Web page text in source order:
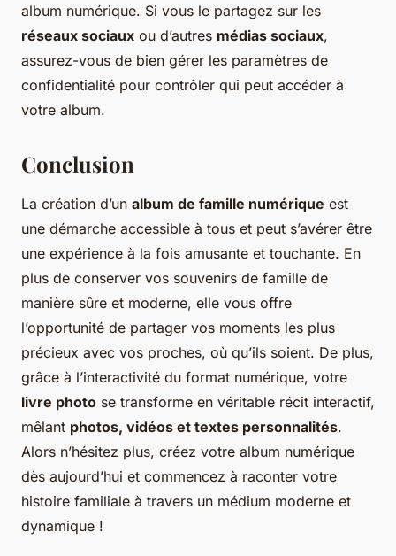
album numérique. Si vous le partagez sur les
réseaux sociaux ou d’autres médias sociaux,
assurez-vous de bien gérer les paramètres de
confidentialité pour contrôler qui peut accéder à
votre album.
Conclusion
La création d’un album de famille numérique est
une démarche accessible à tous et peut s’avérer être
une expérience à la fois amusante et touchante. En
plus de conserver vos souvenirs de famille de
manière sûre et moderne, elle vous offre
l’opportunité de partager vos moments les plus
précieux avec vos proches, où qu’ils soient. De plus,
grâce à l’interactivité du format numérique, votre
livre photo se transforme en véritable récit interactif,
mêlant photos, vidéos et textes personnalités.
Alors n’hésitez plus, créez votre album numérique
dès aujourd’hui et commencez à raconter votre
histoire familiale à travers un médium moderne et
dynamique !